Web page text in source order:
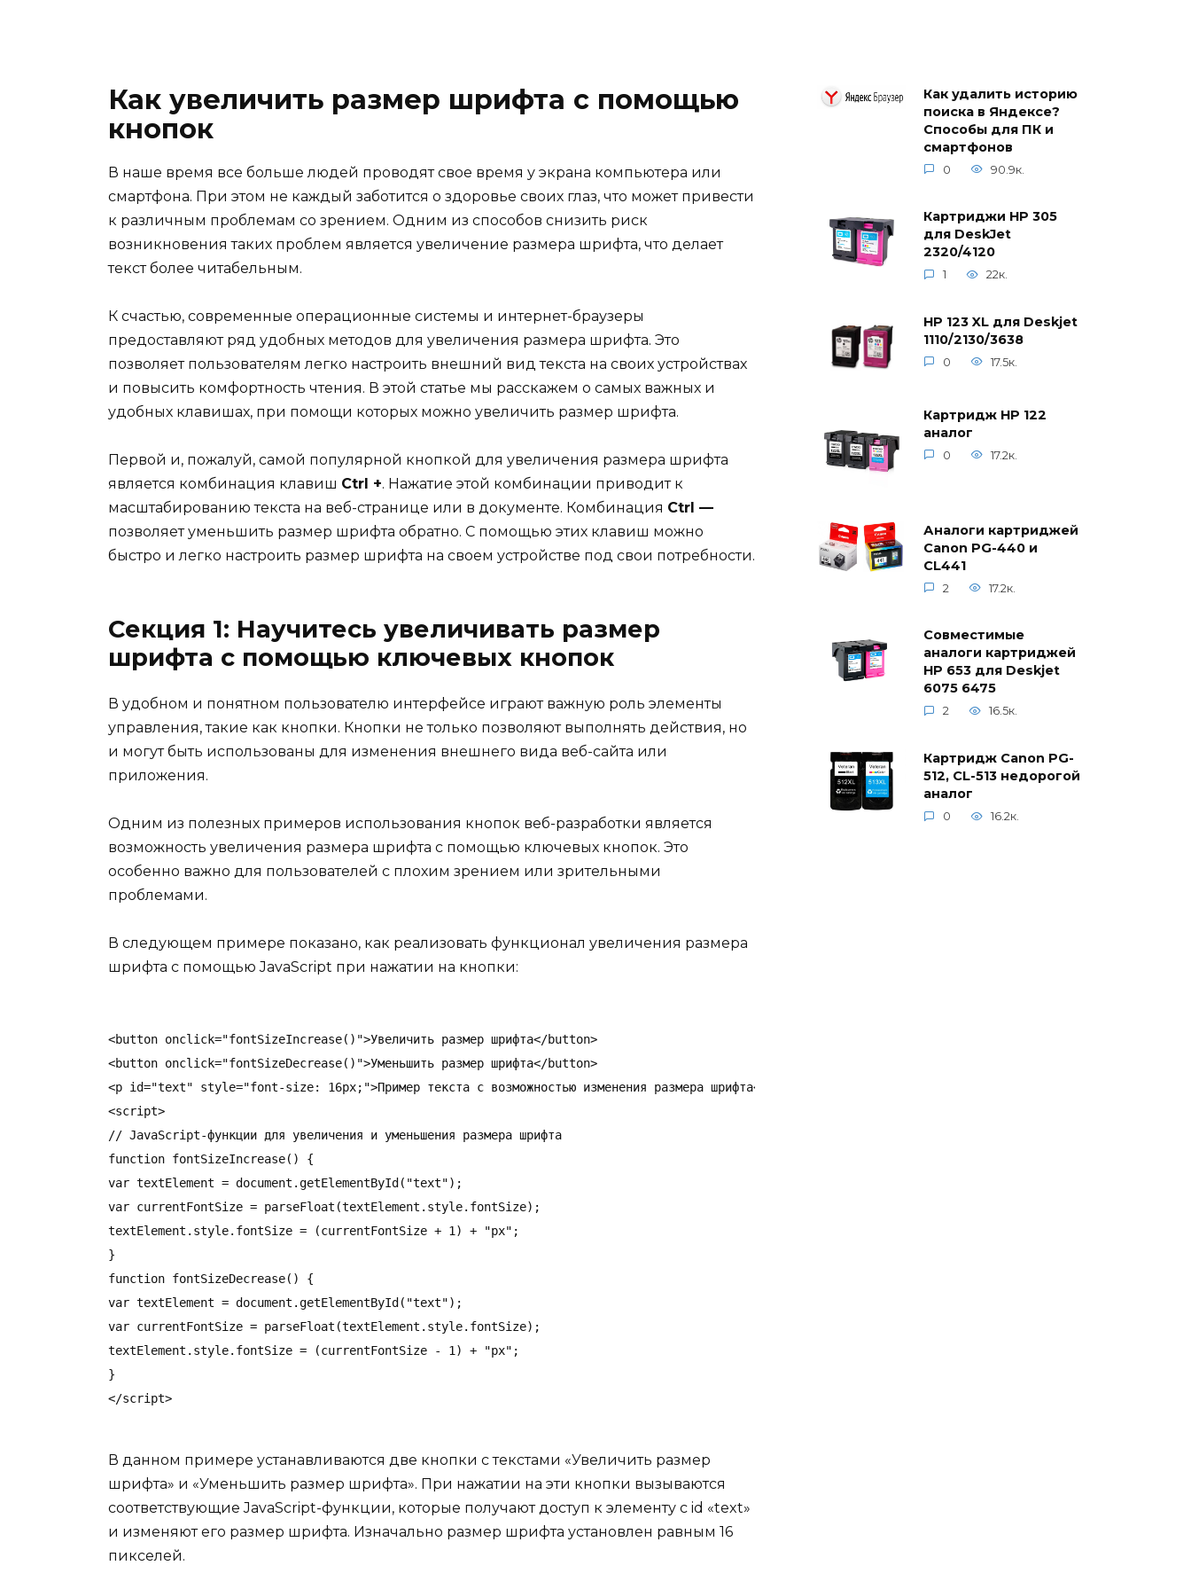
Как увеличить размер шрифта с помощью
кнопок
В наше время все больше людей проводят свое время у экрана компьютера или
смартфона. При этом не каждый заботится о здоровье своих глаз, что может привести
к различным проблемам со зрением. Одним из способов снизить риск
возникновения таких проблем является увеличение размера шрифта, что делает
текст более читабельным.
К счастью, современные операционные системы и интернет-браузеры
предоставляют ряд удобных методов для увеличения размера шрифта. Это
позволяет пользователям легко настроить внешний вид текста на своих устройствах
и повысить комфортность чтения. В этой статье мы расскажем о самых важных и
удобных клавишах, при помощи которых можно увеличить размер шрифта.
Первой и, пожалуй, самой популярной кнопкой для увеличения размера шрифта
является комбинация клавиш Ctrl +. Нажатие этой комбинации приводит к
масштабированию текста на веб-странице или в документе. Комбинация Ctrl —
позволяет уменьшить размер шрифта обратно. С помощью этих клавиш можно
быстро и легко настроить размер шрифта на своем устройстве под свои потребности.
Секция 1: Научитесь увеличивать размер
шрифта с помощью ключевых кнопок
В удобном и понятном пользователю интерфейсе играют важную роль элементы
управления, такие как кнопки. Кнопки не только позволяют выполнять действия, но
и могут быть использованы для изменения внешнего вида веб-сайта или
приложения.
Одним из полезных примеров использования кнопок веб-разработки является
возможность увеличения размера шрифта с помощью ключевых кнопок. Это
особенно важно для пользователей с плохим зрением или зрительными
проблемами.
В следующем примере показано, как реализовать функционал увеличения размера
шрифта с помощью JavaScript при нажатии на кнопки:
<button onclick="fontSizeIncrease()">Увеличить размер шрифта</button>
<button onclick="fontSizeDecrease()">Уменьшить размер шрифта</button>
<p id="text" style="font-size: 16px;">Пример текста с возможностью изменения размера шрифта</p>
<script>
// JavaScript-функции для увеличения и уменьшения размера шрифта
function fontSizeIncrease() {
var textElement = document.getElementById("text");
var currentFontSize = parseFloat(textElement.style.fontSize);
textElement.style.fontSize = (currentFontSize + 1) + "px";
}
function fontSizeDecrease() {
var textElement = document.getElementById("text");
var currentFontSize = parseFloat(textElement.style.fontSize);
textElement.style.fontSize = (currentFontSize - 1) + "px";
}
В данном примере устанавливаются две кнопки с текстами «Увеличить размер
шрифта» и «Уменьшить размер шрифта». При нажатии на эти кнопки вызываются
соответствующие JavaScript-функции, которые получают доступ к элементу с id «text»
и изменяют его размер шрифта. Изначально размер шрифта установлен равным 16
пикселей.
Как удалить историю
поиска в Яндексе?
Способы для ПК и
смартфонов
0 90.9к.
Картриджи HP 305
для DeskJet
2320/4120
1 22к.
HP 123 XL для Deskjet
1110/2130/3638
0 17.5к.
Картридж HP 122
аналог
0 17.2к.
Аналоги картриджей
Canon PG-440 и
CL441
2 17.2к.
Совместимые
аналоги картриджей
HP 653 для Deskjet
6075 6475
2 16.5к.
Картридж Canon PG-
512, CL-513 недорогой
аналог
0 16.2к.